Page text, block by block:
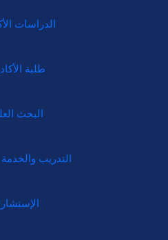
الدراسات
طلبة
البحث
التدريب